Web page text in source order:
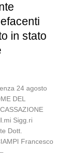
in stato
24 agosto
DEL
Sigg.ri
Dott.
Francesco